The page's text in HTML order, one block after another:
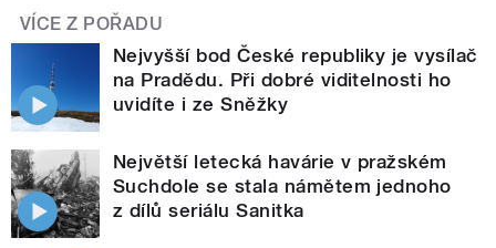
VÍCE Z POŘADU
Nejvyšší bod České republiky je vysílač
na Pradědu. Při dobré viditelnosti ho
uvidíte i ze Sněžky
Největší letecká havárie v pražském
Suchdole se stala námětem jednoho
z dílů seriálu Sanitka